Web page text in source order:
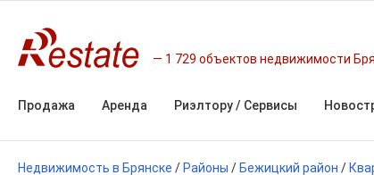
1 729 объектов недвижимости
Продажа Аренда Риэлтору / Сервисы
Недвижимость в Брянске / Районы / Бежицкий район /